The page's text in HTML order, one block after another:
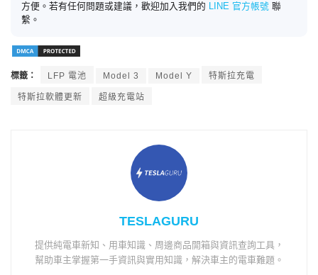
方便。若有任何問題或建議，歡迎加入我們的 LINE 官方帳號 聯
繫。
標籤： LFP 電池 Model 3 Model Y 特斯拉充電
特斯拉軟體更新 超級充電站
TESLAGURU
提供純電車新知、用車知識、周邊商品開箱與資訊查詢工具，
幫助車主掌握第一手資訊與實用知識，解決車主的電車難題。